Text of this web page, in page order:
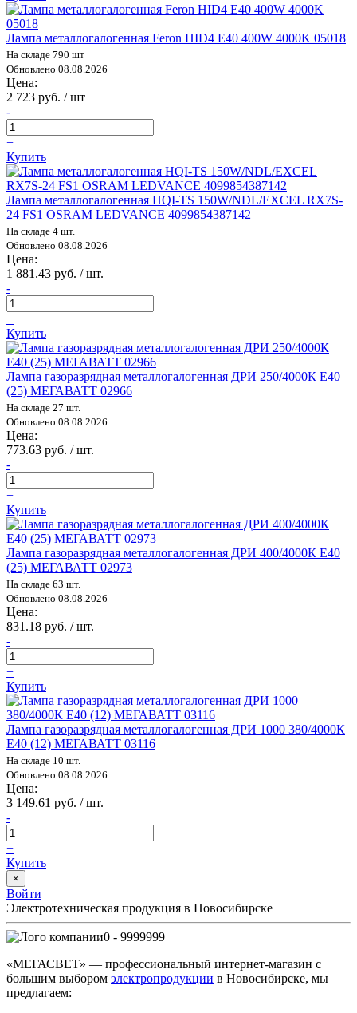
Лампа металлогалогенная Feron HID4 E40 400W 4000K 05018
На складе 790 шт
Обновлено 08.08.2026
Цена:
2 723 руб. / шт
-
+
Купить
Лампа металлогалогенная HQI-TS 150W/NDL/EXCEL RX7S-
24 FS1 OSRAM LEDVANCE 4099854387142
На складе 4 шт.
Обновлено 08.08.2026
Цена:
1 881.43 руб. / шт.
-
+
Купить
Лампа газоразрядная металлогалогенная ДРИ 250/4000К E40
(25) МЕГАВАТТ 02966
На складе 27 шт.
Обновлено 08.08.2026
Цена:
773.63 руб. / шт.
-
+
Купить
Лампа газоразрядная металлогалогенная ДРИ 400/4000К E40
(25) МЕГАВАТТ 02973
На складе 63 шт.
Обновлено 08.08.2026
Цена:
831.18 руб. / шт.
-
+
Купить
Лампа газоразрядная металлогалогенная ДРИ 1000 380/4000К
E40 (12) МЕГАВАТТ 03116
На складе 10 шт.
Обновлено 08.08.2026
Цена:
3 149.61 руб. / шт.
-
+
Купить
×
Войти
Электротехническая продукция в Новосибирске
0 - 9999999
«МЕГАСВЕТ» — профессиональный интернет-магазин с
большим выбором электропродукции в Новосибирске, мы
предлагаем: